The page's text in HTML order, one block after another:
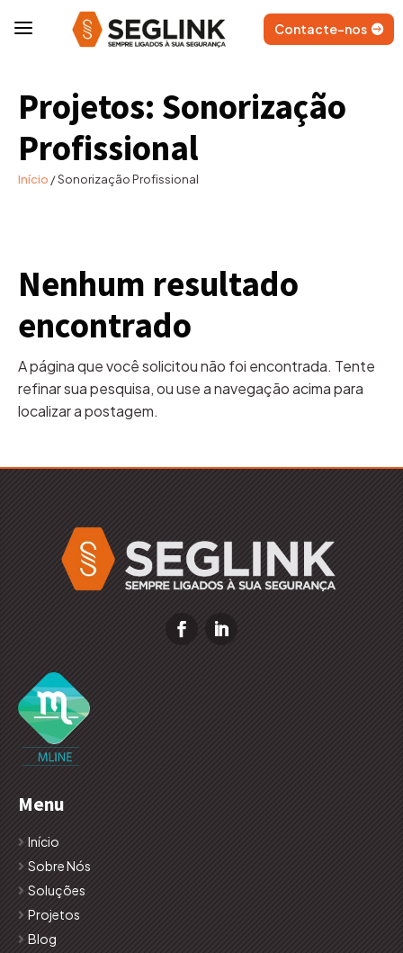
a Contacte-nos
Projetos: Sonorização
Profissional
Início /Sonorização Profissional
Nenhum resultado
encontrado
A página que você solicitou não foi encontrada. Tente
refinar sua pesquisa, ou use a navegação acima para
localizar a postagem.
Menu
Início
Sobre Nós
Soluções
Projetos
Blog